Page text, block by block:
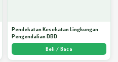
Pendekatan Kesehatan Lingkungan
Pengendalian DBD
Beli / Baca